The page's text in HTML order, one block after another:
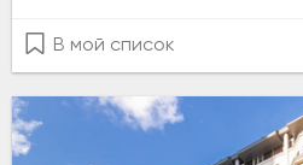
В мой список